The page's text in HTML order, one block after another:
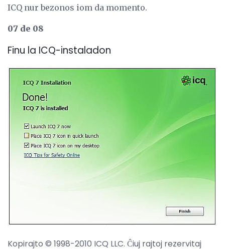
ICQ nur bezonos iom da momento.
07 de 08
Finu la ICQ-instaladon
Kopirajto © 1998-2010 ICQ LLC. Ĉiuj rajtoj rezervitaj